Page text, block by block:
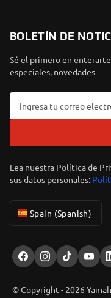
BOLETÍN DE
Sé el primero en
especiales, novedades
Lea nuestra Política de
sus datos personales:
Spain (Spanish)
© Copyright - 2026